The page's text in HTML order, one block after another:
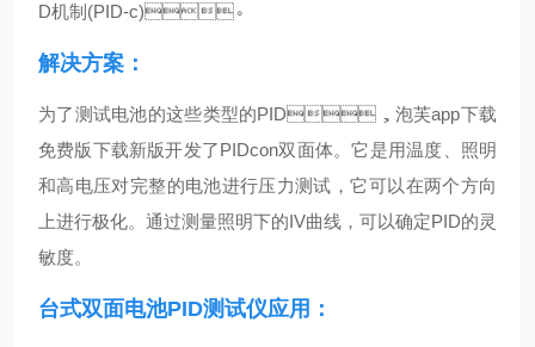
D机制(PID-c)。
解决方案：
为了测试电池的这些类型的PID，泡芙app下载
免费版下载新版开发了PIDcon双面体。它是用温度、照明
和高电压对完整的电池进行压力测试，它可以在两个方向
上进行极化。通过测量照明下的IV曲线，可以确定PID的灵
敏度。
台式双面电池PID测试仪应用：